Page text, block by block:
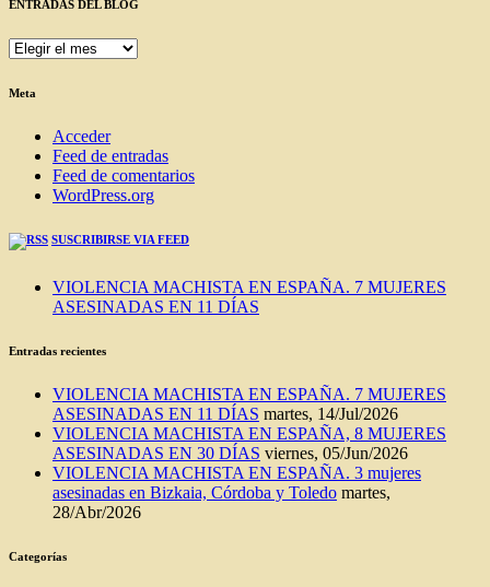
ENTRADAS DEL BLOG
ENTRADAS
BLOG
Meta
Acceder
Feed de entradas
Feed de comentarios
WordPress.org
SUSCRIBIRSE VIA FEED
VIOLENCIA MACHISTA EN ESPAÑA. 7 MUJERES
ASESINADAS EN 11 DÍAS
Entradas recientes
VIOLENCIA MACHISTA EN ESPAÑA. 7 MUJERES
ASESINADAS EN 11 DÍAS martes, 14/Jul/2026
VIOLENCIA MACHISTA EN ESPAÑA, 8 MUJERES
ASESINADAS EN 30 DÍAS viernes, 05/Jun/2026
VIOLENCIA MACHISTA EN ESPAÑA. 3 mujeres
asesinadas en Bizkaia, Córdoba y Toledo martes,
28/Abr/2026
Categorías